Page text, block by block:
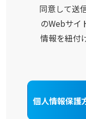
同意して送
のWebサイ
情報を紐付